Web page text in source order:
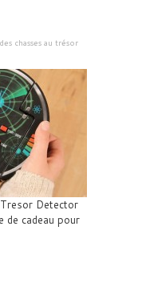
chasses au trésor
Detector
de cadeau pour